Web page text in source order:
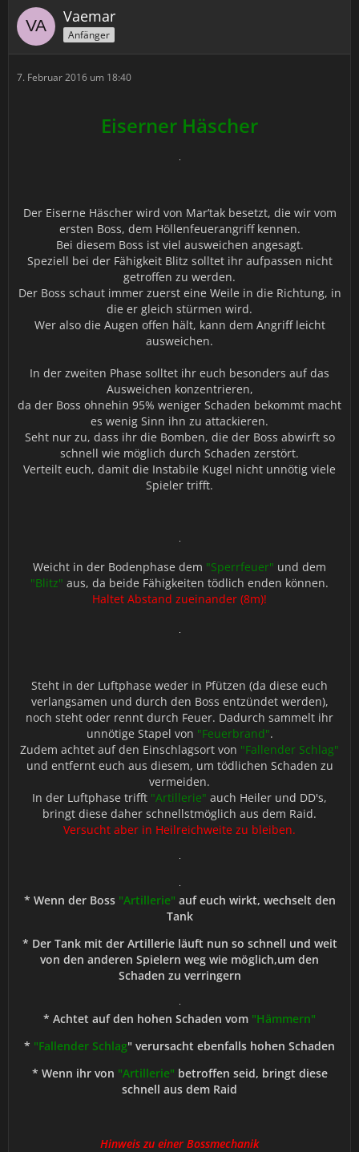
Vaemar
Anfänger
7. Februar 2016 um 18:40
Eiserner Häscher
Der Eiserne Häscher wird von Mar’tak besetzt, die wir vom
ersten Boss, dem Höllenfeuerangriff kennen.
Bei diesem Boss ist viel ausweichen angesagt.
Speziell bei der Fähigkeit Blitz solltet ihr aufpassen nicht
getroffen zu werden.
Der Boss schaut immer zuerst eine Weile in die Richtung, in
die er gleich stürmen wird.
Wer also die Augen offen hält, kann dem Angriff leicht
ausweichen.
In der zweiten Phase solltet ihr euch besonders auf das
Ausweichen konzentrieren,
da der Boss ohnehin 95% weniger Schaden bekommt macht
es wenig Sinn ihn zu attackieren.
Seht nur zu, dass ihr die Bomben, die der Boss abwirft so
schnell wie möglich durch Schaden zerstört.
Verteilt euch, damit die Instabile Kugel nicht unnötig viele
Spieler trifft.
Weicht in der Bodenphase dem "Sperrfeuer" und dem
"Blitz" aus, da beide Fähigkeiten tödlich enden können.
Haltet Abstand zueinander (8m)!
Steht in der Luftphase weder in Pfützen (da diese euch
verlangsamen und durch den Boss entzündet werden),
noch steht oder rennt durch Feuer. Dadurch sammelt ihr
unnötige Stapel von "Feuerbrand".
Zudem achtet auf den Einschlagsort von "Fallender Schlag"
und entfernt euch aus diesem, um tödlichen Schaden zu
vermeiden.
In der Luftphase trifft "Artillerie" auch Heiler und DD's,
bringt diese daher schnellstmöglich aus dem Raid.
Versucht aber in Heilreichweite zu bleiben.
* Wenn der Boss "Artillerie" auf euch wirkt, wechselt den
Tank
* Der Tank mit der Artillerie läuft nun so schnell und weit
von den anderen Spielern weg wie möglich,um den
Schaden zu verringern
* Achtet auf den hohen Schaden vom "Hämmern"
* "Fallender Schlag" verursacht ebenfalls hohen Schaden
* Wenn ihr von "Artillerie" betroffen seid, bringt diese
schnell aus dem Raid
Hinweis zu einer Bossmechanik